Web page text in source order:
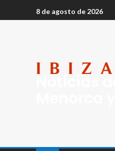
8 de agosto de 2026